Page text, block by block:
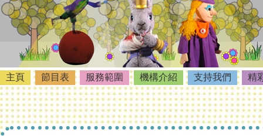
主頁 節目表 服務範圍 機構介紹 支持我們 精